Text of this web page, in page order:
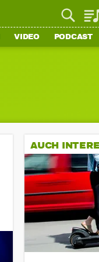
VIDEO PODCAST
AUCH